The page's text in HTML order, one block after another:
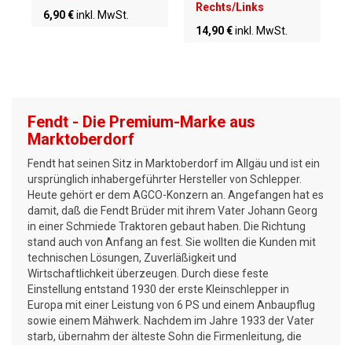
6,90 €inkl. MwSt.
Rechts/Links
14,90 €inkl. MwSt.
Fendt - Die Premium-Marke aus
Marktoberdorf
Fendt hat seinen Sitz in Marktoberdorf im Allgäu und ist ein
ursprünglich inhabergeführter Hersteller von Schlepper.
Heute gehört er dem AGCO-Konzern an. Angefangen hat es
damit, daß die Fendt Brüder mit ihrem Vater Johann Georg
in einer Schmiede Traktoren gebaut haben. Die Richtung
stand auch von Anfang an fest. Sie wollten die Kunden mit
technischen Lösungen, Zuverläßigkeit und
Wirtschaftlichkeit überzeugen. Durch diese feste
Einstellung entstand 1930 der erste Kleinschlepper in
Europa mit einer Leistung von 6 PS und einem Anbaupflug
sowie einem Mähwerk. Nachdem im Jahre 1933 der Vater
starb, übernahm der älteste Sohn die Firmenleitung, die